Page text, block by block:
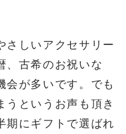
さしいアクセサリー
、古希のお祝いな
会が多いです。でも
うというお声も頂き
期にギフトで選ばれ